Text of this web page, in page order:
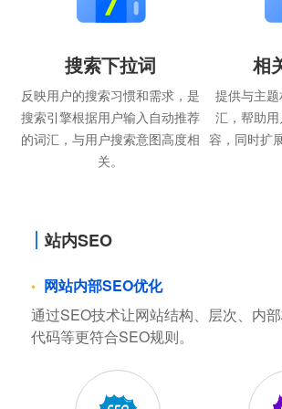
搜索下拉词
反映用户的搜索习惯和需求，是
搜索引擎根据用户输入自动推荐
的词汇，与用户搜索意图高度相
关。
相
提供与主
汇，帮助
容，同时扩
站内SEO
网站内部SEO优化
通过SEO技术让网站结构、层次、内
代码等更符合SEO规则。